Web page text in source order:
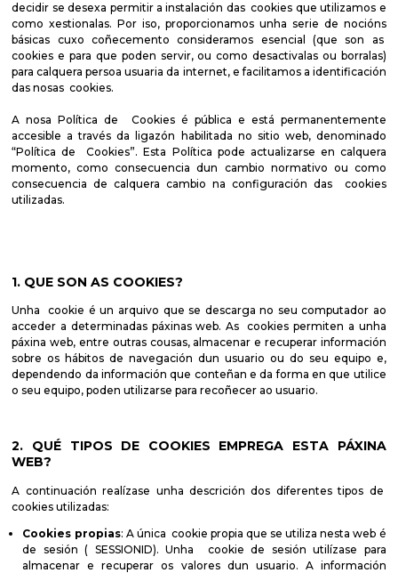
decidir se desexa permitir a instalación das cookies que utilizamos e
como xestionalas. Por iso, proporcionamos unha serie de nocións
básicas cuxo coñecemento consideramos esencial (que son as
cookies e para que poden servir, ou como desactivalas ou borralas)
para calquera persoa usuaria da internet, e facilitamos a identificación
das nosas cookies.
A nosa Política de Cookies é pública e está permanentemente
accesible a través da ligazón habilitada no sitio web, denominado
“Política de Cookies”. Esta Política pode actualizarse en calquera
momento, como consecuencia dun cambio normativo ou como
consecuencia de calquera cambio na configuración das cookies
utilizadas.
1. QUE SON AS COOKIES?
Unha cookie é un arquivo que se descarga no seu computador ao
acceder a determinadas páxinas web. As cookies permiten a unha
páxina web, entre outras cousas, almacenar e recuperar información
sobre os hábitos de navegación dun usuario ou do seu equipo e,
dependendo da información que conteñan e da forma en que utilice
o seu equipo, poden utilizarse para recoñecer ao usuario.
2. QUÉ TIPOS DE COOKIES EMPREGA ESTA PÁXINA
WEB?
A continuación realízase unha descrición dos diferentes tipos de
cookies utilizadas:
Cookies propias: A única cookie propia que se utiliza nesta web é
de sesión ( SESSIONID). Unha cookie de sesión utilízase para
almacenar e recuperar os valores dun usuario. A información